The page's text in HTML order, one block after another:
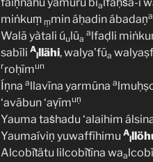
a
miṅkuṃ ṃmin áḥadin ábadaṇa
Walā yàtali úulūa
alfaḍli
sabīli A
lllähi, walya’fūa
rroḥīmun
Íṇna allavīna yarmūna a
‘avābun ‘aṿīmuṇ
Yauma taṡhadu ‘alaihim
Yaumaíviṇ yuwaffīhimu A
l
Alcobīṫätu lilcobīṫīna waa